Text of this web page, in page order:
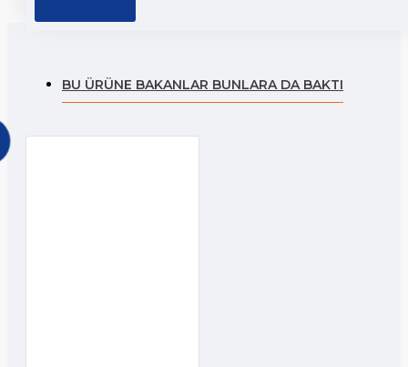
BU ÜRÜNE BAKANLAR BUNLARA DA BAKTI